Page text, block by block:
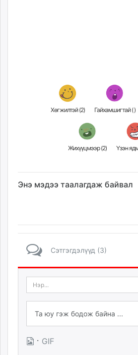
Хөгжилтэй (2) Гайхамшигтай ()
Жихүүцмээр (2)
Энэ мэдээ таалагдаж байвал
Сэтгэгдэлүүд (3)
· GIF